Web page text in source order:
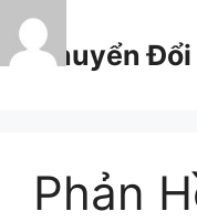
Chuyển
đến
nội
Chuyển Đổi
Phản